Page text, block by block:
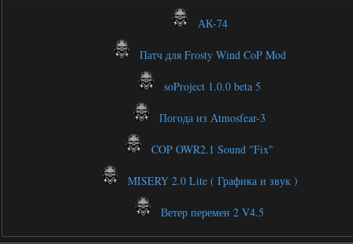
АК-74
Патч для Frosty Wind CoP Mod
soProject 1.0.0 beta 5
Погода из Аtmosfear-3
COP OWR2.1 Sound "Fix"
MISERY 2.0 Lite ( Графика и звук )
Ветер перемен 2 V4.5